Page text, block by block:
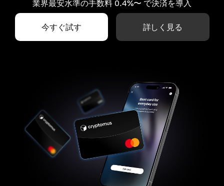
業界最安水準の手数料 0.4%〜 で決済を導入
今すぐ試す 詳しく見る